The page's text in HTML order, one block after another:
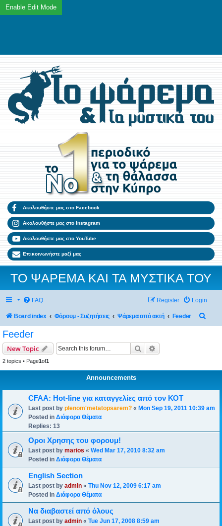
Ακολουθήστε μας στο Facebook
Ακολουθήστε μας στο Instagram
Ακολουθήστε μας στο YouTube
Επικοινωνήστε μαζί μας
ΤΟ ΨΑΡΕΜΑ ΚΑΙ ΤΑ ΜΥΣΤΙΚΑ ΤΟΥ
FAQ Login
Register
Board index Φόρουμ - Συζητήσεις Ψάρεμα από ακτή Feeder
Feeder
New Topic Search
2 topics • Page1of1
Announcements
CFAA: Hot-line για καταγγελίες από τον ΚΟΤ
Last post by plenom'metatopsarem? « Mon Sep 19, 2011 10:39 am
Posted in Διάφορα Θέματα
Replies: 13
Οροι Χρησης του φορουμ!
Last post by marios « Wed Mar 17, 2010 8:32 am
Posted in Διάφορα Θέματα
English Section
Last post by admin « Thu Nov 12, 2009 6:17 am
Posted in Διάφορα Θέματα
Να διαβαστεί από όλους
Last post by admin « Tue Jun 17, 2008 8:59 am